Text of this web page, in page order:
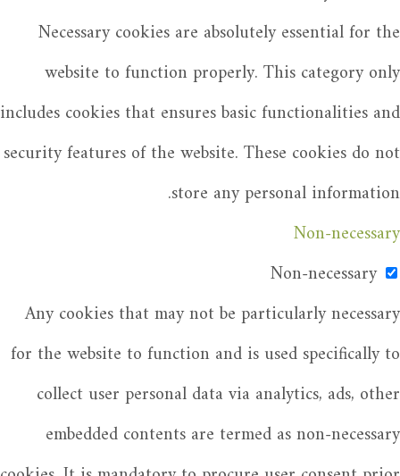
Necessary cookies are absolutely essential for the
website to function properly. This category only
includes cookies that ensures basic functionalities and
security features of the website. These cookies do not
store any personal information.
Non-necessary
Non-necessary
Any cookies that may not be particularly necessary
for the website to function and is used specifically to
collect user personal data via analytics, ads, other
embedded contents are termed as non-necessary